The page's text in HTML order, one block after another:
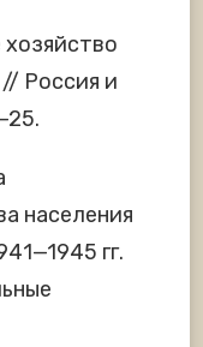
хозяйство
Россия и
населения
гг.